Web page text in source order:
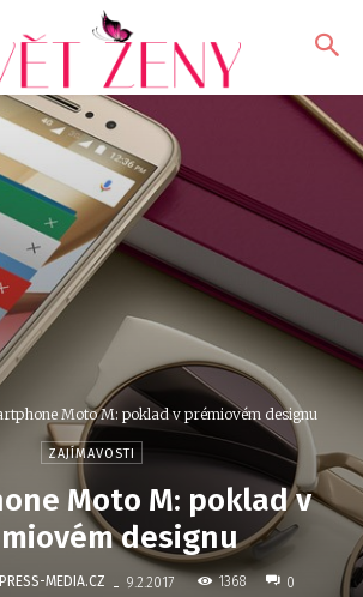
Moto M: poklad v prémiovém designu
ZAJÍMAVOSTI
Moto M: poklad v
designu
MEDIA.CZ - 9.2.2017 1368 0